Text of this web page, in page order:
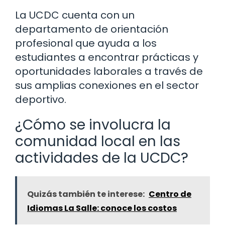
La UCDC cuenta con un
departamento de orientación
profesional que ayuda a los
estudiantes a encontrar prácticas y
oportunidades laborales a través de
sus amplias conexiones en el sector
deportivo.
¿Cómo se involucra la
comunidad local en las
actividades de la UCDC?
Quizás también te interese: Centro de
Idiomas La Salle: conoce los costos